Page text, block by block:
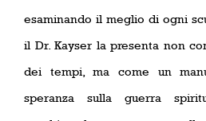
esaminando il meglio di ogni
il Dr. Kayser la presenta non
dei tempi, ma come un
speranza sulla guerra